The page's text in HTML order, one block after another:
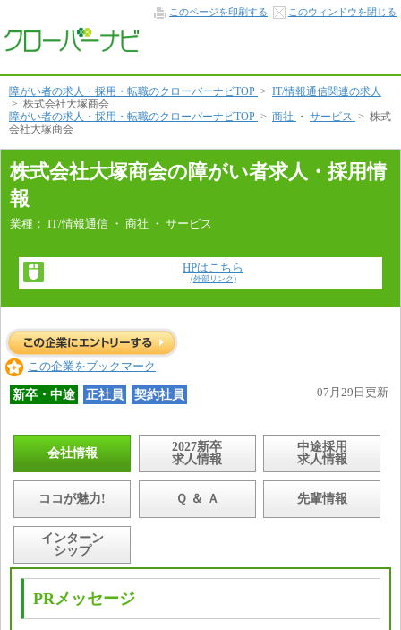
情
報
文
へ
このページを印刷する このウィンドウを閉じる
障がい者の求人・採用・転職のクローバーナビTOP > IT/情報通信関連の求人
> 株式会社大塚商会
障がい者の求人・採用・転職のクローバーナビTOP > 商社 ・ サービス > 株式
会社大塚商会
株式会社大塚商会の障がい者求人・採用情
報
業種： IT/情報通信 ・ 商社 ・ サービス
HPはこちら
(外部リンク)
この企業をブックマーク
新卒・中途 正社員 契約社員 07月29日更新
会社情報
2027新卒
求人情報
中途採用
求人情報
ココが魅力! Ｑ ＆ Ａ 先輩情報
インターン
シップ
PRメッセージ